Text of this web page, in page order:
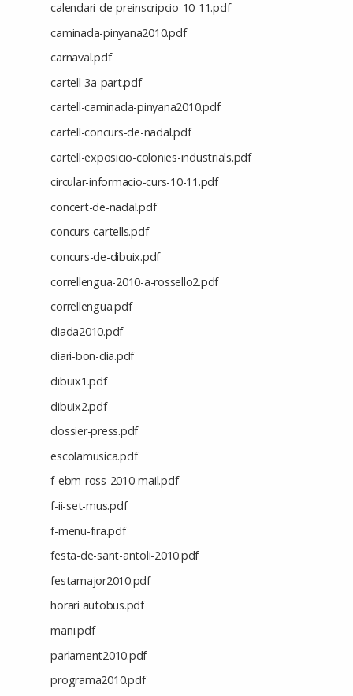
calendari-de-preinscripcio-10-11.pdf
caminada-pinyana2010.pdf
carnaval.pdf
cartell-3a-part.pdf
cartell-caminada-pinyana2010.pdf
cartell-concurs-de-nadal.pdf
cartell-exposicio-colonies-industrials.pdf
circular-informacio-curs-10-11.pdf
concert-de-nadal.pdf
concurs-cartells.pdf
concurs-de-dibuix.pdf
correllengua-2010-a-rossello2.pdf
correllengua.pdf
diada2010.pdf
diari-bon-dia.pdf
dibuix1.pdf
dibuix2.pdf
dossier-press.pdf
escolamusica.pdf
f-ebm-ross-2010-mail.pdf
f-ii-set-mus.pdf
f-menu-fira.pdf
festa-de-sant-antoli-2010.pdf
festamajor2010.pdf
horari autobus.pdf
mani.pdf
parlament2010.pdf
programa2010.pdf